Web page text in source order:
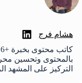
هشام فرج
بالمحتوى وتحسين
التركيز على المشهد